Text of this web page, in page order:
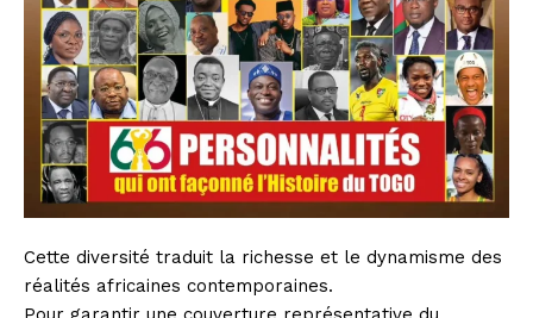
Cette diversité traduit la richesse et le dynamisme des
réalités africaines contemporaines.